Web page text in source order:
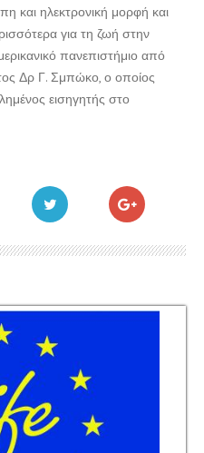
και ηλεκτρονική μορφή και
για τη ζωή στην
πανεπιστήμιο από
Δρ Γ. Σμπώκο, ο οποίος
εισηγητής στο